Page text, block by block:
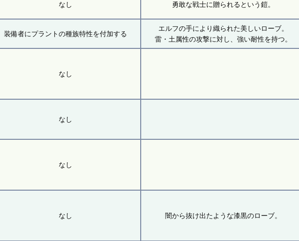
なし 勇敢な戦士に贈られるという鎧。
装備者にプラントの種族特性を付加する
エルフの手により織られた美しいローブ。
雷・土属性の攻撃に対し、強い耐性を持つ。
なし
なし
なし
なし 闇から抜け出たような漆黒のローブ。